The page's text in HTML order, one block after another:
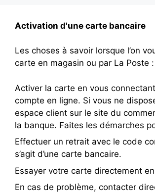
Activation d'une carte bancaire
Les choses à savoir lorsque l’on
carte en magasin ou par La Poste :
Activer la carte en vous
compte en ligne. Si vous ne
espace client sur le site du
la banque. Faites les démarches
Effectuer un retrait avec le code
s’agit d’une carte bancaire.
Essayer votre carte directement
En cas de problème, contacter